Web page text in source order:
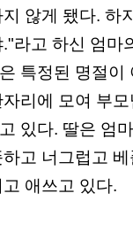
않게 됐다. 하
라고 하신 엄마
특정된 명절이
리에 모여 부
있다. 딸은 엄
고 너그럽고
애쓰고 있다.